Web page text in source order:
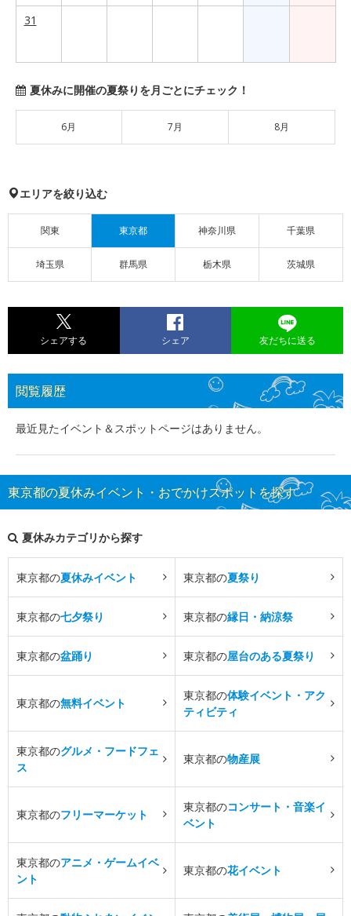
31
夏休みに開催の夏祭りを月ごとにチェック！
6月 7月 8月
エリアを絞り込む
関東 東京都 神奈川県 千葉県
埼玉県 群馬県 栃木県 茨城県
シェアする シェア 友だちに送る
閲覧履歴
最近見たイベント＆スポットページはありません。
東京都の夏休みイベント・おでかけスポットを探す
夏休みカテゴリから探す
東京都の夏休みイベント 東京都の夏祭り
東京都の七夕祭り 東京都の縁日・納涼祭
東京都の盆踊り 東京都の屋台のある夏祭り
東京都の無料イベント
東京都の体験イベント・アク
ティビティ
東京都のグルメ・フードフェ
ス
東京都の物産展
東京都のフリーマーケット
東京都のコンサート・音楽イ
ベント
東京都のアニメ・ゲームイベ
ント
東京都の花イベント